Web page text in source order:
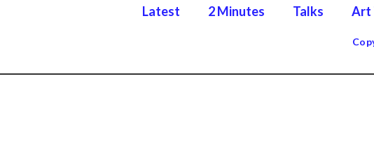
Latest 2 Minutes Talks Art